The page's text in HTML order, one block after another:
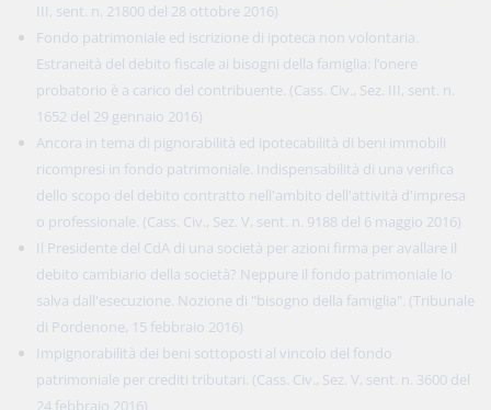
III, sent. n. 21800 del 28 ottobre 2016)
Fondo patrimoniale ed iscrizione di ipoteca non volontaria.
Estraneità del debito fiscale ai bisogni della famiglia: l’onere
probatorio è a carico del contribuente. (Cass. Civ., Sez. III, sent. n.
1652 del 29 gennaio 2016)
Ancora in tema di pignorabilità ed ipotecabilità di beni immobili
ricompresi in fondo patrimoniale. Indispensabilità di una verifica
dello scopo del debito contratto nell'ambito dell'attività d'impresa
o professionale. (Cass. Civ., Sez. V, sent. n. 9188 del 6 maggio 2016)
Il Presidente del CdA di una società per azioni firma per avallare il
debito cambiario della società? Neppure il fondo patrimoniale lo
salva dall'esecuzione. Nozione di "bisogno della famiglia". (Tribunale
di Pordenone, 15 febbraio 2016)
Impignorabilità dei beni sottoposti al vincolo del fondo
patrimoniale per crediti tributari. (Cass. Civ., Sez. V, sent. n. 3600 del
24 febbraio 2016)